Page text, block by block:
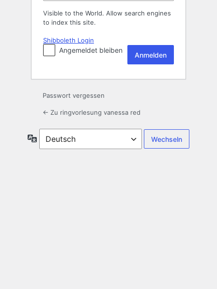
Visible to the World. Allow search engines
to index this site.
Shibboleth Login
Angemeldet bleiben
Passwort vergessen
← Zu ringvorlesung vanessa red
Sprache